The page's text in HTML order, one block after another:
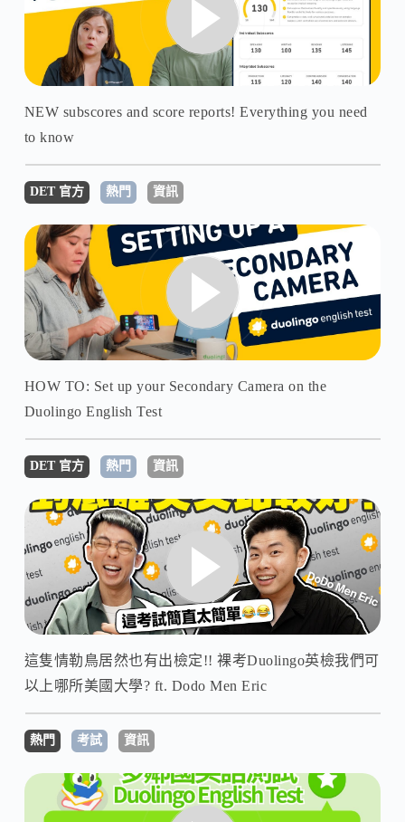
NEW subscores and score reports! Everything you need
to know
DET 官方 熱門 資訊
HOW TO: Set up your Secondary Camera on the
Duolingo English Test
DET 官方 熱門 資訊
這隻情勒鳥居然也有出檢定!! 裸考Duolingo英檢我們可
以上哪所美國大學? ft. Dodo Men Eric
熱門 考試 資訊